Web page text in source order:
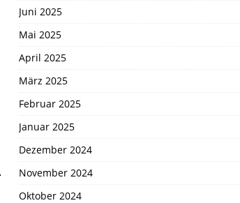
Juni 2025
Mai 2025
April 2025
März 2025
Februar 2025
Januar 2025
Dezember 2024
November 2024
Oktober 2024